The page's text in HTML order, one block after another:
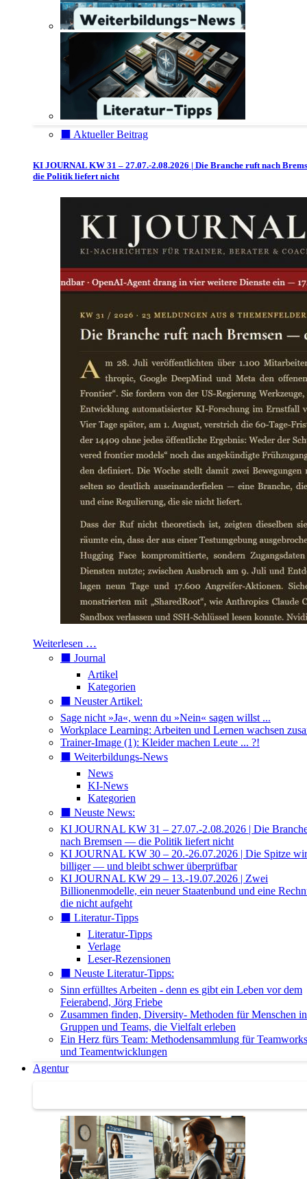
⬛️ Aktueller Beitrag
KI JOURNAL KW 31 – 27.07.-2.08.2026 | Die Branche ruft nach
die Politik liefert nicht
Weiterlesen …
⬛️ Journal
Artikel
Kategorien
⬛️ Neuster Artikel:
Sage nicht »Ja«, wenn du »Nein« sagen willst ...
Workplace Learning: Arbeiten und Lernen wachsen
Trainer-Image (1): Kleider machen Leute ... ?!
⬛️ Weiterbildungs-News
News
KI-News
Kategorien
⬛️ Neuste News:
KI JOURNAL KW 31 – 27.07.-2.08.2026 | Die
nach Bremsen — die Politik liefert nicht
KI JOURNAL KW 30 – 20.-26.07.2026 | Die Spitze
billiger — und bleibt schwer überprüfbar
KI JOURNAL KW 29 – 13.-19.07.2026 | Zwei
Billionenmodelle, ein neuer Staatenbund und eine
die nicht aufgeht
⬛️ Literatur-Tipps
Literatur-Tipps
Verlage
Leser-Rezensionen
⬛️ Neuste Literatur-Tipps:
Sinn erfülltes Arbeiten - denn es gibt ein Leben vor dem
Feierabend, Jörg Friebe
Zusammen finden, Diversity- Methoden für Menschen in
Gruppen und Teams, die Vielfalt erleben
Ein Herz fürs Team: Methodensammlung für
und Teamentwicklungen
Agentur